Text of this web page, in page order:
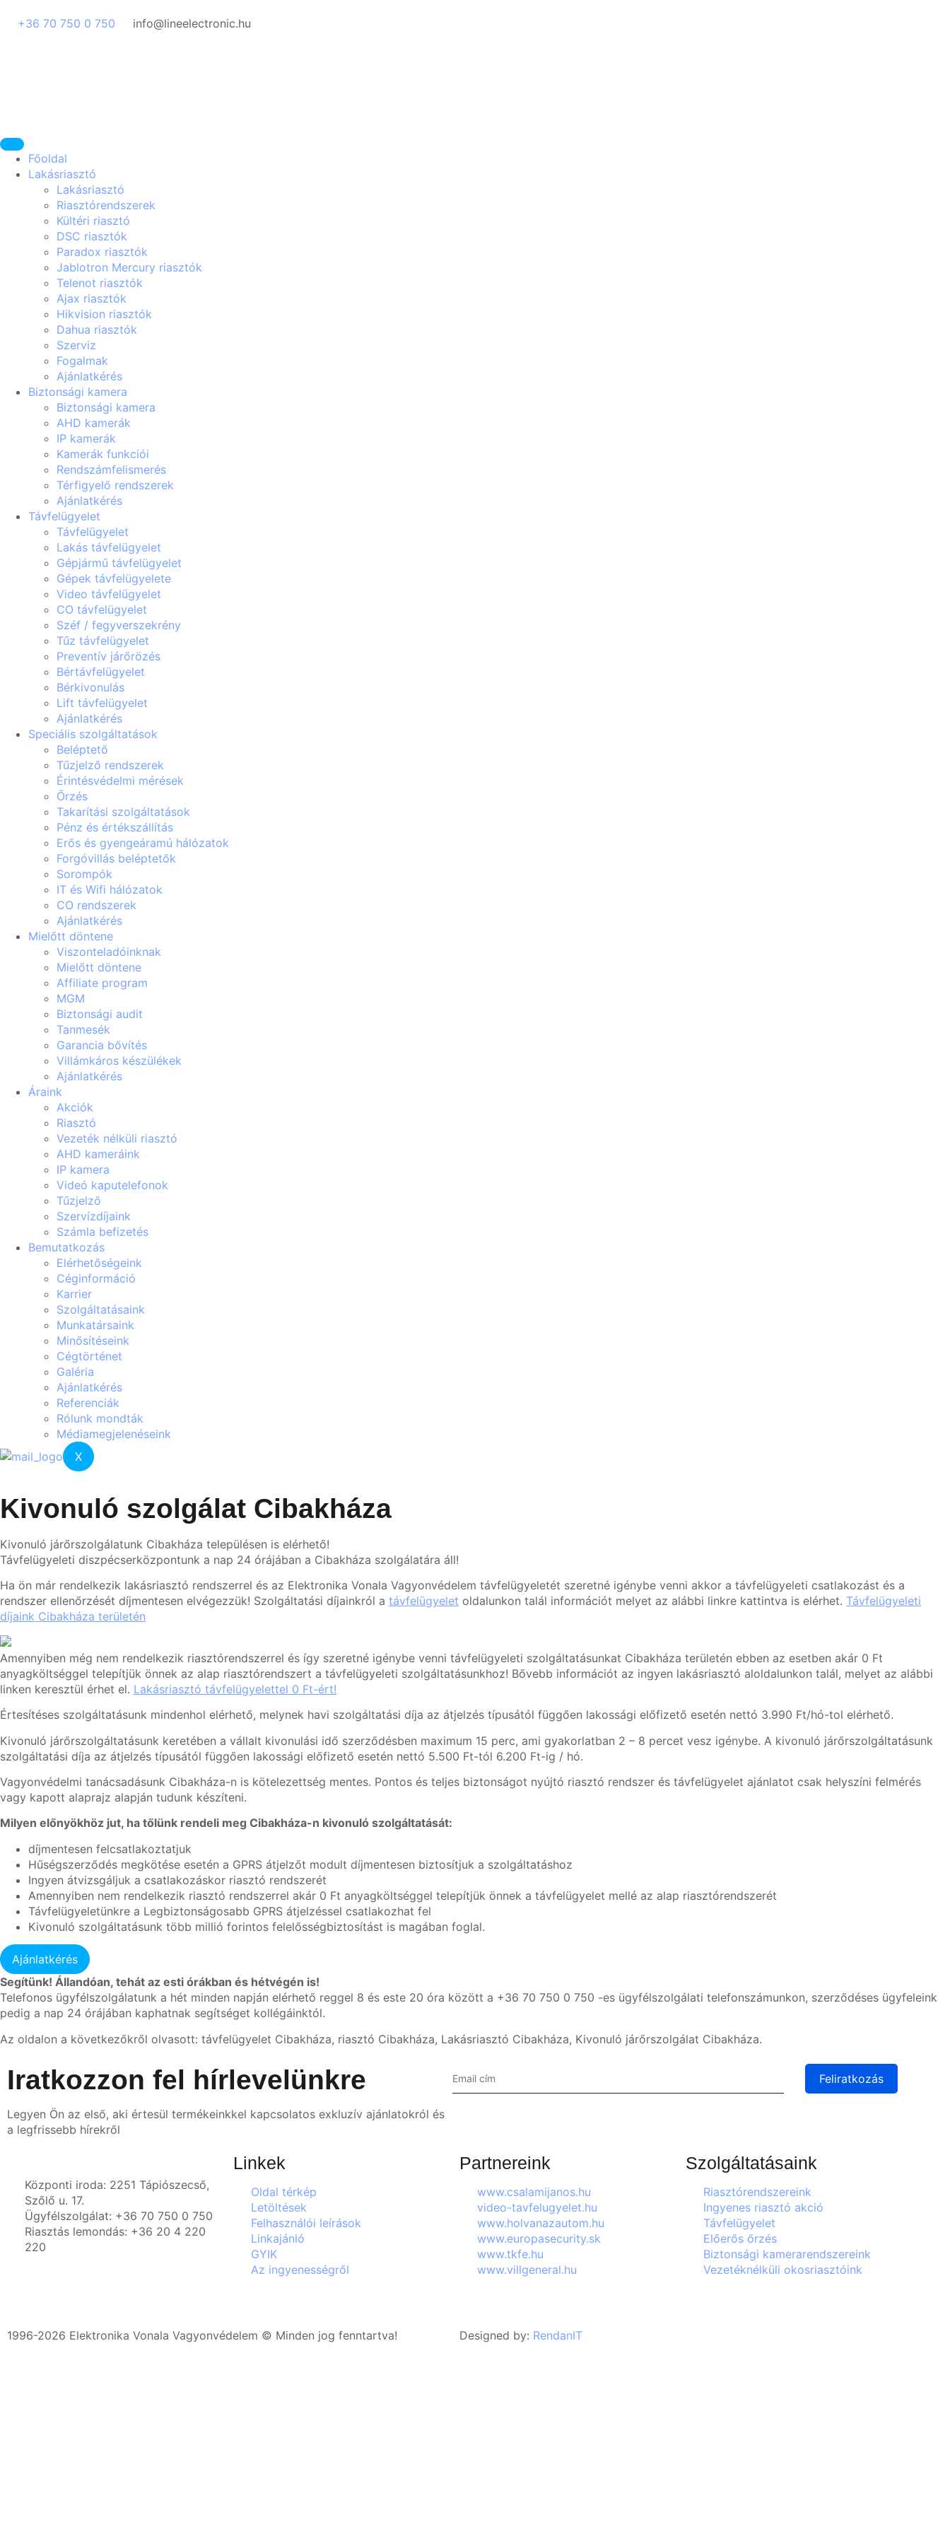
+36 70 750 0 750 info@lineelectronic.hu
Főoldal
Lakásriasztó
Lakásriasztó
Riasztórendszerek
Kültéri riasztó
DSC riasztók
Paradox riasztók
Jablotron Mercury riasztók
Telenot riasztók
Ajax riasztók
Hikvision riasztók
Dahua riasztók
Szerviz
Fogalmak
Ajánlatkérés
Biztonsági kamera
Biztonsági kamera
AHD kamerák
IP kamerák
Kamerák funkciói
Rendszámfelismerés
Térfigyelő rendszerek
Ajánlatkérés
Távfelügyelet
Távfelügyelet
Lakás távfelügyelet
Gépjármű távfelügyelet
Gépek távfelügyelete
Video távfelügyelet
CO távfelügyelet
Széf / fegyverszekrény
Tűz távfelügyelet
Preventív járőrözés
Bértávfelügyelet
Bérkivonulás
Lift távfelügyelet
Ajánlatkérés
Speciális szolgáltatások
Beléptető
Tűzjelző rendszerek
Érintésvédelmi mérések
Őrzés
Takarítási szolgáltatások
Pénz és értékszállítás
Erős és gyengeáramú hálózatok
Forgóvillás beléptetők
Sorompók
IT és Wifi hálózatok
CO rendszerek
Ajánlatkérés
Mielőtt döntene
Viszonteladóinknak
Mielőtt döntene
Affiliate program
MGM
Biztonsági audit
Tanmesék
Garancia bővítés
Villámkáros készülékek
Ajánlatkérés
Áraink
Akciók
Riasztó
Vezeték nélküli riasztó
AHD kameráink
IP kamera
Videó kaputelefonok
Tűzjelző
Szervízdíjaink
Számla befizetés
Bemutatkozás
Elérhetőségeink
Céginformáció
Karrier
Szolgáltatásaink
Munkatársaink
Minősítéseink
Cégtörténet
Galéria
Ajánlatkérés
Referenciák
Rólunk mondták
Médiamegjelenéseink
X
Kivonuló szolgálat Cibakháza
Kivonuló járőrszolgálatunk Cibakháza településen is elérhető!
Távfelügyeleti diszpécserközpontunk a nap 24 órájában a Cibakháza szolgálatára áll!
Ha ön már rendelkezik lakásriasztó rendszerrel és az Elektronika Vonala Vagyonvédelem távfelügyeletét szeretné igénybe venni akkor a távfelügyeleti csatlakozást és a
rendszer ellenőrzését díjmentesen elvégezzük! Szolgáltatási díjainkról a távfelügyelet oldalunkon talál információt melyet az alábbi linkre kattintva is elérhet. Távfelügyeleti
díjaink Cibakháza területén
Amennyiben még nem rendelkezik riasztórendszerrel és így szeretné igénybe venni távfelügyeleti szolgáltatásunkat Cibakháza területén ebben az esetben akár 0 Ft
anyagköltséggel telepítjük önnek az alap riasztórendszert a távfelügyeleti szolgáltatásunkhoz! Bővebb információt az ingyen lakásriasztó aloldalunkon talál, melyet az alábbi
linken keresztül érhet el. Lakásriasztó távfelügyelettel 0 Ft-ért!
Értesítéses szolgáltatásunk mindenhol elérhető, melynek havi szolgáltatási díja az átjelzés típusától függően lakossági előfizető esetén nettó 3.990 Ft/hó-tol elérhető.
Kivonuló járőrszolgáltatásunk keretében a vállalt kivonulási idő szerződésben maximum 15 perc, ami gyakorlatban 2 – 8 percet vesz igénybe. A kivonuló járőrszolgáltatásunk
szolgáltatási díja az átjelzés típusától függően lakossági előfizető esetén nettó 5.500 Ft-tól 6.200 Ft-ig / hó.
Vagyonvédelmi tanácsadásunk Cibakháza-n is kötelezettség mentes. Pontos és teljes biztonságot nyújtó riasztó rendszer és távfelügyelet ajánlatot csak helyszíni felmérés
vagy kapott alaprajz alapján tudunk készíteni.
Milyen előnyökhöz jut, ha tőlünk rendeli meg Cibakháza-n kivonuló szolgáltatását:
díjmentesen felcsatlakoztatjuk
Hűségszerződés megkötése esetén a GPRS átjelzőt modult díjmentesen biztosítjuk a szolgáltatáshoz
Ingyen átvizsgáljuk a csatlakozáskor riasztó rendszerét
Amennyiben nem rendelkezik riasztó rendszerrel akár 0 Ft anyagköltséggel telepítjük önnek a távfelügyelet mellé az alap riasztórendszerét
Távfelügyeletünkre a Legbiztonságosabb GPRS átjelzéssel csatlakozhat fel
Kivonuló szolgáltatásunk több millió forintos felelősségbiztosítást is magában foglal.
Segítünk! Állandóan, tehát az esti órákban és hétvégén is!
Telefonos ügyfélszolgálatunk a hét minden napján elérhető reggel 8 és este 20 óra között a +36 70 750 0 750 -es ügyfélszolgálati telefonszámunkon, szerződéses ügyfeleink
pedig a nap 24 órájában kaphatnak segítséget kollégáinktól.
Az oldalon a következőkről olvasott: távfelügyelet Cibakháza, riasztó Cibakháza, Lakásriasztó Cibakháza, Kivonuló járőrszolgálat Cibakháza.
Iratkozzon fel hírlevelünkre
Legyen Ön az első, aki értesül termékeinkkel kapcsolatos exkluzív ajánlatokról és
a legfrissebb hírekről
Feliratkozás
Központi iroda: 2251 Tápiószecső,
Szőlő u. 17.
Ügyfélszolgálat: +36 70 750 0 750
Riasztás lemondás: +36 20 4 220
220
Linkek
Oldal térkép
Letöltések
Felhasználói leírások
Linkajánló
GYIK
Az ingyenességről
Partnereink
www.csalamijanos.hu
video-tavfelugyelet.hu
www.holvanazautom.hu
www.europasecurity.sk
www.tkfe.hu
www.villgeneral.hu
Szolgáltatásaink
Riasztórendszereink
Ingyenes riasztó akció
Távfelügyelet
Előerős őrzés
Biztonsági kamerarendszereink
Vezetéknélküli okosriasztóink
1996-2026 Elektronika Vonala Vagyonvédelem © Minden jog fenntartva! Designed by: RendanIT